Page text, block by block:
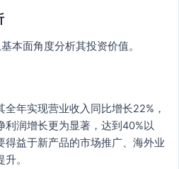
本面角度分析其投资价值。
年实现营业收入同比增长22%，
利润增长更为显著，达到40%以
得益于新产品的市场推广、海外业
。